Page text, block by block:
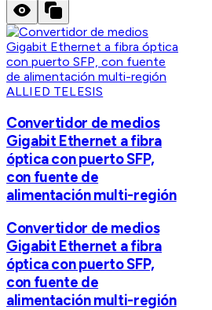
ALLIED TELESIS
Convertidor de medios
Gigabit Ethernet a fibra
óptica con puerto SFP,
con fuente de
alimentación multi-región
Convertidor de medios
Gigabit Ethernet a fibra
óptica con puerto SFP,
con fuente de
alimentación multi-región